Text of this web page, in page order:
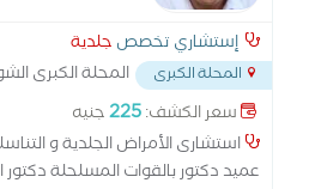
إستشاري تخصص جلدية
المحلة الكبرى
المحلة الكبرى
كليوباترا للفساتسن... سعر الكشف:225جنيه
استشارى الأمراض الجلدية و
عميد دكتور بالقوات المسلحلة دكتور